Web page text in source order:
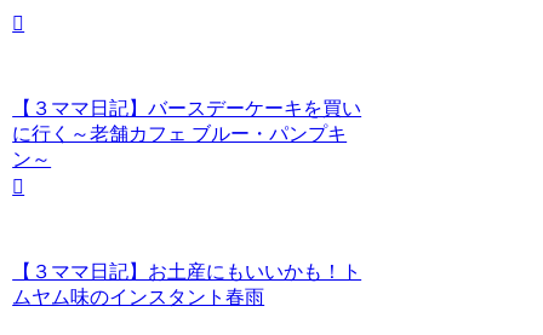
【３ママ日記】バースデーケーキを買い
に行く～老舗カフェ ブルー・パンプキ
ン～
【３ママ日記】お土産にもいいかも！ト
ムヤム味のインスタント春雨